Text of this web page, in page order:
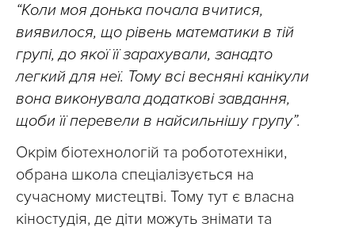
“Коли моя донька почала вчитися,
виявилося, що рівень математики в тій
групі, до якої її зарахували, занадто
легкий для неї. Тому всі весняні канікули
вона виконувала додаткові завдання,
щоби її перевели в найсильнішу групу”.
Окрім біотехнологій та робототехніки,
обрана школа спеціалізується на
сучасному мистецтві. Тому тут є власна
кіностудія, де діти можуть знімати та